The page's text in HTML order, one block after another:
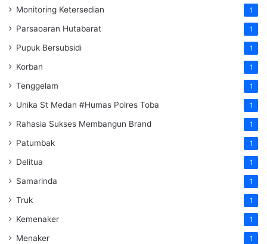
Monitoring Ketersedian 1
Parsaoaran Hutabarat 1
Pupuk Bersubsidi 1
Korban 1
Tenggelam 1
Unika St Medan #Humas Polres Toba 1
Rahasia Sukses Membangun Brand 1
Patumbak 1
Delitua 1
Samarinda 1
Truk 1
Kemenaker 1
Menaker 1